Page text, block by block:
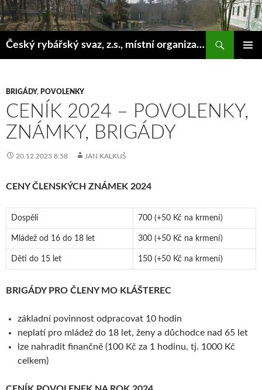
Český rybářský svaz, z.s., místní organizace Klášterec nad Ohří
Hledat
WEBU
BRIGÁDY, POVOLENKY
CENÍK 2024 – POVOLENKY,
ZNÁMKY, BRIGÁDY
20.12.2023 8:58 JAN KALKUŠ
CENY ČLENSKÝCH ZNÁMEK 2024
Dospělí 700 (+50 Kč na krmení)
Mládež od 16 do 18 let 300 (+50 Kč na krmení)
Děti do 15 let 150 (+50 Kč na krmení)
BRIGÁDY PRO ČLENY MO KLÁŠTEREC
základní povinnost odpracovat 10 hodin
neplatí pro mládež do 18 let, ženy a důchodce nad 65 let
lze nahradit finančně (100 Kč za 1 hodinu, tj. 1000 Kč
celkem)